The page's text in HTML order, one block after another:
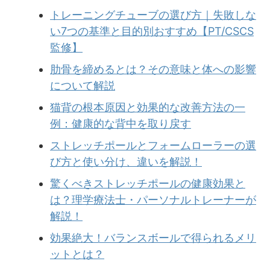
トレーニングチューブの選び方｜失敗しな
い7つの基準と目的別おすすめ【PT/CSCS
監修】
肋骨を締めるとは？その意味と体への影響
について解説
猫背の根本原因と効果的な改善方法の一
例：健康的な背中を取り戻す
ストレッチポールとフォームローラーの選
び方と使い分け、違いを解説！
驚くべきストレッチポールの健康効果と
は？理学療法士・パーソナルトレーナーが
解説！
効果絶大！バランスボールで得られるメリ
ットとは？